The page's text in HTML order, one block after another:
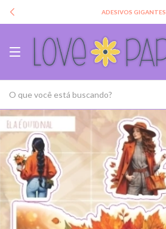
ADESIVOS GIGANTES